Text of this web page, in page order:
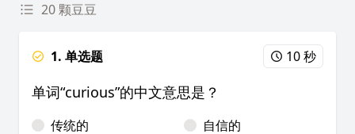
20 颗豆豆
1. 单选题 10 秒
单词“curious”的中文意思是？
传统的
自信的